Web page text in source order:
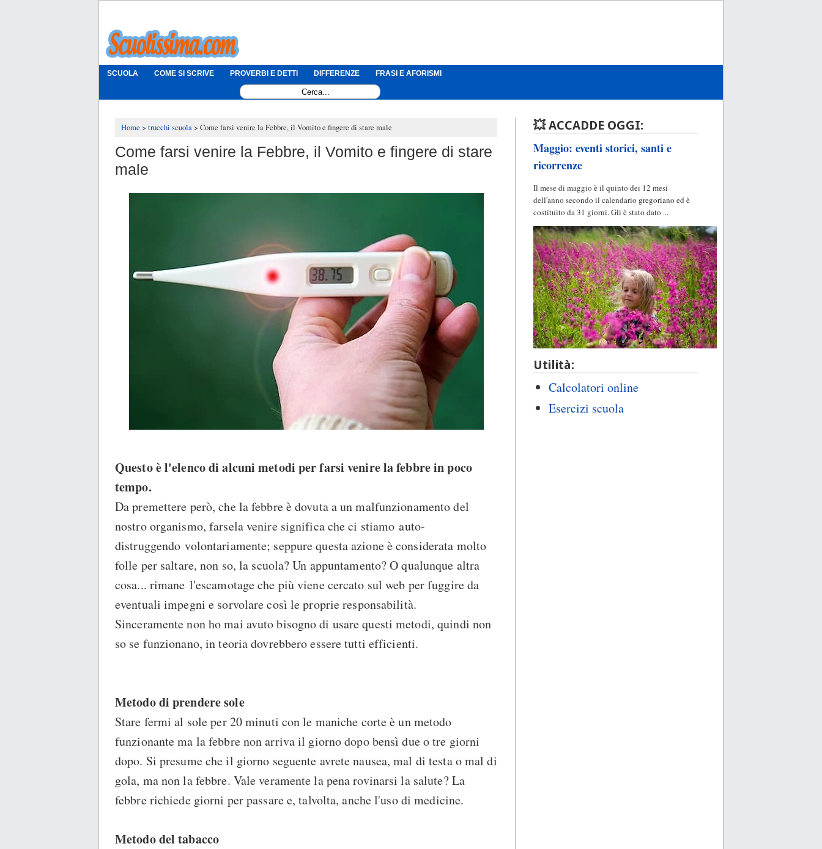
SCUOLA COME SI SCRIVE PROVERBI E DETTI DIFFERENZE FRASI E AFORISMI
Home trucchi scuola Come farsi venire la Febbre, il Vomito e fingere di stare male
Come farsi venire la Febbre, il Vomito e fingere di stare
male
Questo è l'elenco di alcuni metodi per farsi venire la febbre in poco
tempo.
Da premettere però, che la febbre è dovuta a un malfunzionamento del
nostro organismo, farsela venire significa che ci stiamo auto-
distruggendo volontariamente; seppure questa azione è considerata molto
folle per saltare, non so, la scuola? Un appuntamento? O qualunque altra
cosa... rimane l'escamotage che più viene cercato sul web per fuggire da
eventuali impegni e sorvolare così le proprie responsabilità.
Sinceramente non ho mai avuto bisogno di usare questi metodi, quindi non
so se funzionano, in teoria dovrebbero essere tutti efficienti.
Metodo di prendere sole
Stare fermi al sole per 20 minuti con le maniche corte è un metodo
funzionante ma la febbre non arriva il giorno dopo bensì due o tre giorni
dopo. Si presume che il giorno seguente avrete nausea, mal di testa o mal di
gola, ma non la febbre. Vale veramente la pena rovinarsi la salute? La
febbre richiede giorni per passare e, talvolta, anche l'uso di medicine.
Metodo del tabacco
💥 ACCADDE OGGI:
Maggio: eventi storici, santi e
ricorrenze
Il mese di maggio è il quinto dei 12 mesi
dell'anno secondo il calendario gregoriano ed è
costituito da 31 giorni. Gli è stato dato ...
Utilità:
Calcolatori online
Esercizi scuola